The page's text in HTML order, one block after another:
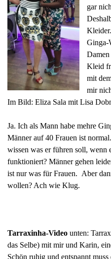
gar
Ginga-
Damen
Kleid
mit
mir
Im Bild: Eliza Sala mit Lisa
Ja. Ich als Mann habe mehre
Männer auf 40 Frauen ist
wissen was er führen soll, wenn
funktioniert? Männer gehen
ist nur was für Frauen. Aber
wollen? Ach wie Klug.
Tarraxinha-Video unten:
das Selbe) mit mir und Karin,
Schön ruhig und entspannt muss